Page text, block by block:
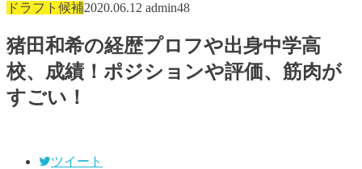
ドラフト候補2020.06.12 admin48
猪田和希の経歴プロフや出身中学高
校、成績！ポジションや評価、筋肉が
すごい！
ツイート